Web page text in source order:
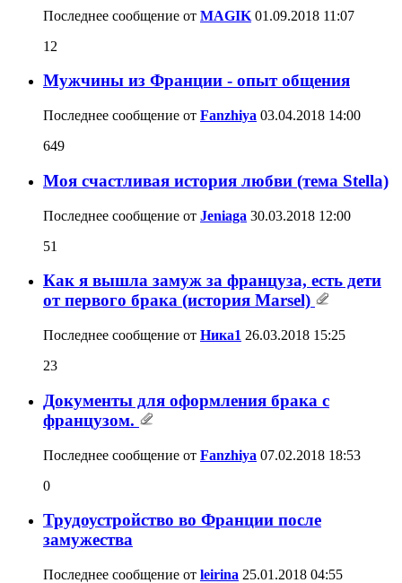
Последнее сообщение от MAGIK 01.09.2018 11:07
12
Мужчины из Франции - опыт общения
Последнее сообщение от Fanzhiya 03.04.2018 14:00
649
Моя счастливая история любви (тема Stella)
Последнее сообщение от Jeniaga 30.03.2018 12:00
51
Как я вышла замуж за француза, есть дети
от первого брака (история Marsel)
Последнее сообщение от Ника1 26.03.2018 15:25
23
Документы для оформления брака с
французом.
Последнее сообщение от Fanzhiya 07.02.2018 18:53
0
Трудоустройство во Франции после
замужества
Последнее сообщение от leirina 25.01.2018 04:55